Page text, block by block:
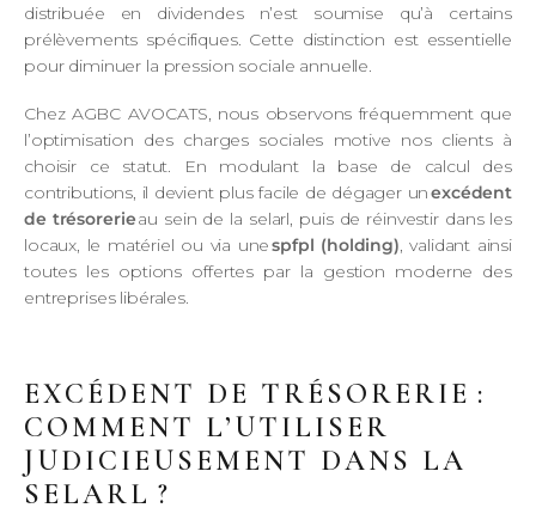
distribuée en dividendes n’est soumise qu’à certains
prélèvements spécifiques. Cette distinction est essentielle
pour diminuer la pression sociale annuelle.
Chez AGBC AVOCATS, nous observons fréquemment que
l’optimisation des charges sociales motive nos clients à
choisir ce statut. En modulant la base de calcul des
contributions, il devient plus facile de dégager unexcédent
de trésorerieau sein de la selarl, puis de réinvestir dans les
locaux, le matériel ou via unespfpl (holding), validant ainsi
toutes les options offertes par la gestion moderne des
entreprises libérales.
EXCÉDENT DE TRÉSORERIE :
COMMENT L’UTILISER
JUDICIEUSEMENT DANS LA
SELARL ?